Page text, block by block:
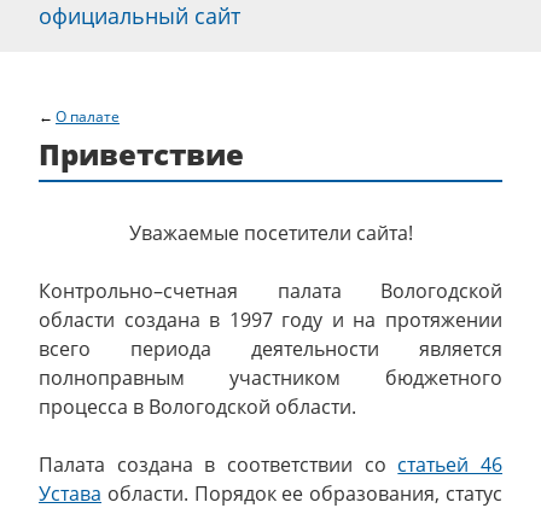
официальный сайт
О палате
Приветствие
Уважаемые посетители сайта!
Контрольно–счетная палата Вологодской
области создана в 1997 году и на протяжении
всего периода деятельности является
полноправным участником бюджетного
процесса в Вологодской области.
Палата создана в соответствии со статьей 46
Устава области. Порядок ее образования, статус